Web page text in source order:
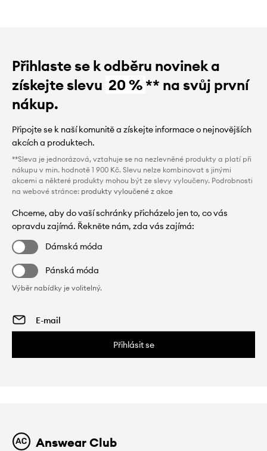
Přihlaste se k odběru novinek a
získejte slevu 20 %** na svůj první
nákup.
Připojte se k naší komunitě a získejte informace o nejnovějších
akcích a produktech.
**Sleva je jednorázová, vztahuje se na nezlevněné produkty a platí při
nákupu v min. hodnotě 1 900 Kč. Slevu nelze kombinovat s jinými
akcemi a některé produkty mohou být ze slevy vyloučeny. Podrobnosti
na webové stránce: produkty vyloučené z akce
Chceme, aby do vaší schránky přicházelo jen to, co vás
opravdu zajímá. Řekněte nám, zda vás zajímá:
Dámská móda
Pánská móda
Výběr nabídky je volitelný.
Přihlásit se
Answear Club